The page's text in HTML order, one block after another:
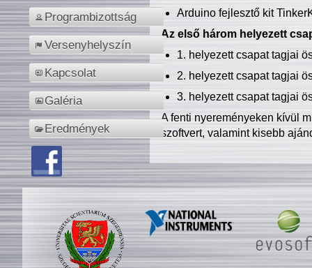
Programbizottság
Versenyhelyszín
Kapcsolat
Galéria
Eredmények
Arduino fejlesztő kit
Az első három helyezett
1. helyezett csapat tagjai
2. helyezett csapat tagjai
3. helyezett csapat tagjai
A fenti nyereményeken kívül
szoftvert, valamint kisebb